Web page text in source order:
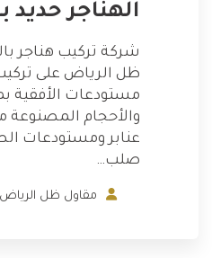
الهناجر حديد
شركة تركيب هناجر
ظل الرياض على
مستودعات الأفقية
والأحجام المصنوعة
عنابر ومستودعات
صلب…
مقاول ظل الرياض